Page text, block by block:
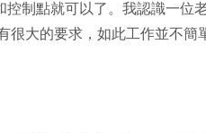
制點就可以了。我認識一位
大的要求，如此工作並不簡